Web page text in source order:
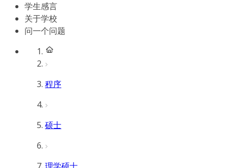
学生感言
关于学校
问一个问题
程序
硕士